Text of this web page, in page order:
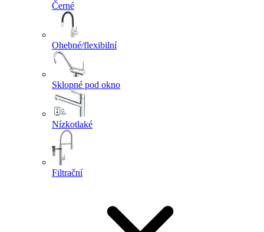
Černé
Ohebné/flexibilní
Sklopné pod okno
Nízkotlaké
Filtrační